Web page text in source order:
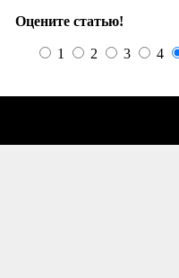
Оцените статью!
1 2 3 4